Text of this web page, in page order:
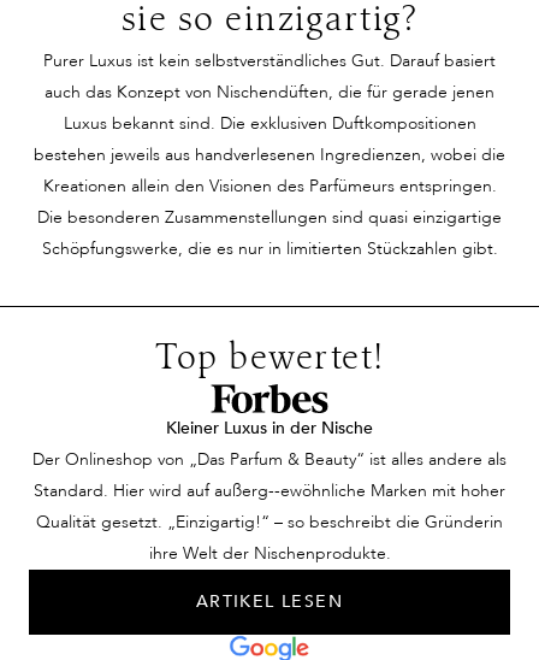
unvergleichlich. Ihr
Lächeln und die
Leichtigkeit ihrer
Bewegungen ziehen alle
Blicke auf sich. Auf den
ersten Blick erscheint
sie unnahbar, ein Hauch
Menschen um sie herum
sind wie verzaubert, als
ob dieser Duft
Geschichten aus einer
wahrgenommen und
scheue Blicke der
Bewunderung streifen
ihn. Dann begegnet ihm
DIE Frau –
wunderschön,
selbstbewusst und
scheinbar unerreichbar.
Schaut sie ihm
hinterher? Nein. Doch
dann streift sie ein
unvergleichlich guter
Duft und sie kann nicht
anders. Ein Parfum zum
Köpfe verdrehen! Nur
Keineswegs. Wir
verhelfen Ihnen mit
geschaffen
zu
Duft scheint
Geschichten
erzählen,
zu wecken,
einer
einer
Harmonie
Zufall,
sie so einzigartig?
Purer Luxus ist kein selbstverständliches Gut. Darauf basiert
auch das Konzept von Nischendüften, die für gerade jenen
Luxus bekannt sind. Die exklusiven Duftkompositionen
bestehen jeweils aus handverlesenen Ingredienzen, wobei die
Kreationen allein den Visionen des Parfümeurs entspringen.
Die besonderen Zusammenstellungen sind quasi einzigartige
Schöpfungswerke, die es nur in limitierten Stückzahlen gibt.
Top bewertet!
Kleiner Luxus in der Nische
Der Onlineshop von „Das Parfum & Beauty“ ist alles andere als
Standard. Hier wird auf außerg--ewöhnliche Marken mit hoher
Qualität gesetzt. „Einzigartig!“ – so beschreibt die Gründerin
ihre Welt der Nischenprodukte.
ARTIKEL LESEN